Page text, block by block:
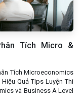
Tích Micro &
Tích Microeconomics
Quả Tips Luyện Thi
và Business A Level